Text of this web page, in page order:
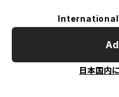
日本国内